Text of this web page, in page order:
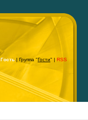
Гость | Группа "Гости" | RSS